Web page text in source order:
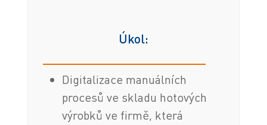
Úkol:
Digitalizace manuálních
procesů ve skladu hotových
výrobků ve firmě, která